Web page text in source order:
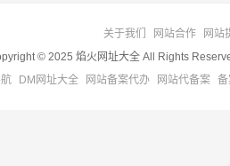
关于我们 网站合作 网站
© 2025 焰火网址大全 All Rights
DM网址大全 网站备案代办 网站代备案 备